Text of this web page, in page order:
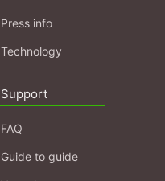
Press info
Technology
Support
FAQ
Guide to guide